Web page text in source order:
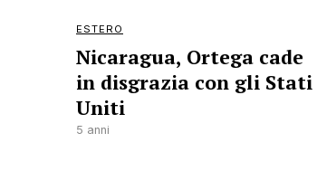
ESTERO
Nicaragua, Ortega cade
in disgrazia con gli Stati
Uniti
5 anni